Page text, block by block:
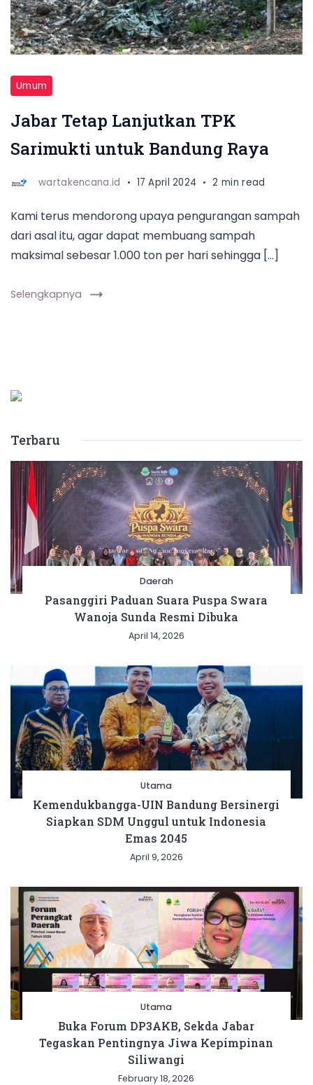
Umum
Jabar Tetap Lanjutkan TPK
Sarimukti untuk Bandung Raya
wartakencana.id 17 April 2024 2 min read
Kami terus mendorong upaya pengurangan sampah
dari asal itu, agar dapat membuang sampah
maksimal sebesar 1.000 ton per hari sehingga […]
Selengkapnya
Terbaru
Daerah
Pasanggiri Paduan Suara Puspa Swara
Wanoja Sunda Resmi Dibuka
April 14, 2026
Utama
Kemendukbangga-UIN Bandung Bersinergi
Siapkan SDM Unggul untuk Indonesia
Emas 2045
April 9, 2026
Utama
Buka Forum DP3AKB, Sekda Jabar
Tegaskan Pentingnya Jiwa Kepimpinan
Siliwangi
February 18, 2026